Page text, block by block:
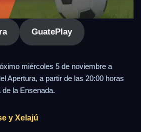
GuatePlay
miércoles 5 de noviembre a
Apertura, a partir de las 20:00 horas
la Ensenada.
y Xelajú